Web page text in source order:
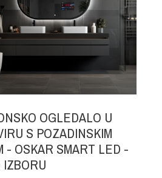
OGLEDALO U
S POZADINSKIM
- OSKAR SMART LED -
IZBORU